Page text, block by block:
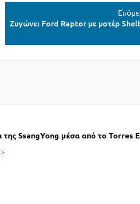
Ζυγώνει Ford Raptor με μοτέρ
της SsangYong μέσα από το Torres
>